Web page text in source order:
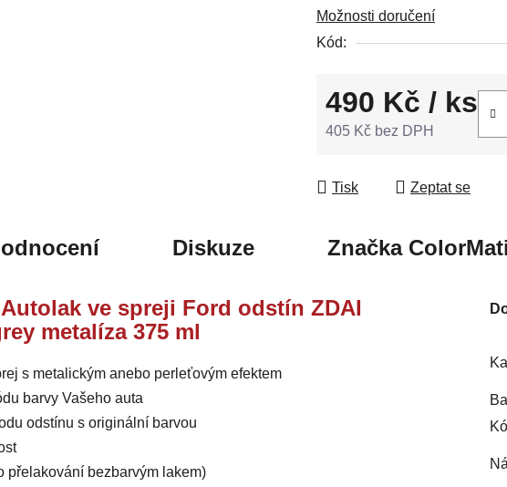
Možnosti doručení
Kód:
490 Kč / ks
405 Kč bez DPH
Tisk Zeptat se
Diskuze Značka
ve spreji Ford odstín ZDAI
metalíza 375 ml
s metalickým anebo perleťovým efektem
barvy Vašeho auta
odstínu s originální barvou
přelakování bezbarvým lakem)